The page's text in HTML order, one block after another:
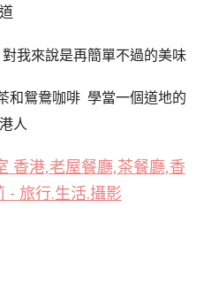
道
我來說是再簡單不過的美味
和鴛鴦咖啡 學當一個道地的
人